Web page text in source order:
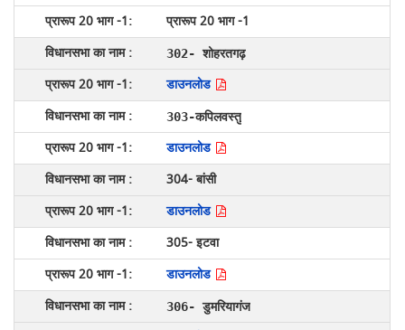
प्रारूप 20 भाग -1
302- शोहरतगढ़
डाउनलोड
303-कपिलवस्तु
डाउनलोड
304- बांसी
डाउनलोड
305- इटवा
डाउनलोड
306- डुमरियागंज